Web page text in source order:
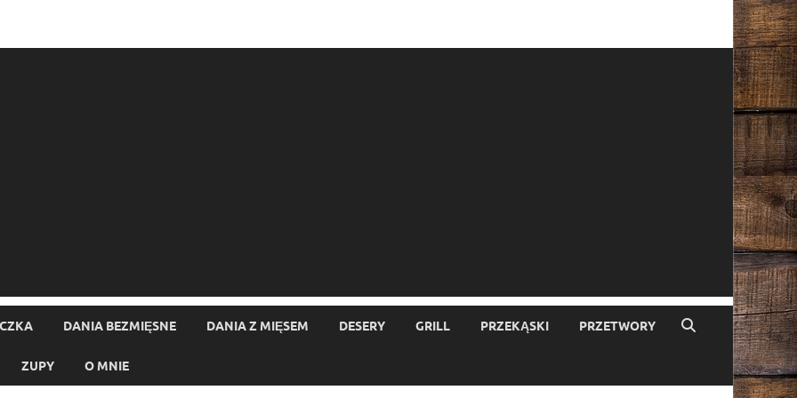
DANIA BEZMIĘSNE DANIA Z MIĘSEM DESERY GRILL PRZEKĄSKI PRZETWORY
ZUPY O MNIE